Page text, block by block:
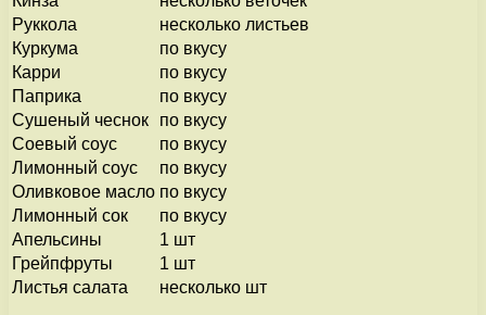
Руккола
несколько листьев
Куркума
по вкусу
Карри
по вкусу
Паприка
по вкусу
Сушеный чеснок
по вкусу
Соевый соус
по вкусу
Лимонный соус
по вкусу
Оливковое масло по вкусу
Лимонный сок
по вкусу
Апельсины
1 шт
Грейпфруты
1 шт
Листья салата
несколько шт